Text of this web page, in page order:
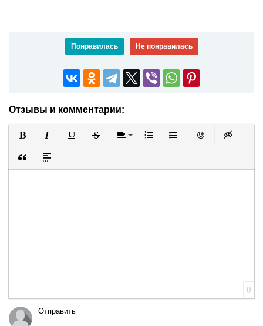
Понравилась Не понравилась
Отзывы и комментарии:
Вставка цитаты
Вставка спойлера
0
Отправить